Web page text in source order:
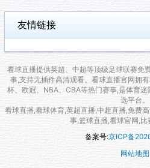
友情链接
看球直播提供英超、中超等顶级足球联赛免
事,支持无插件高清观看。看球直播官网拥
杯、欧冠、NBA、CBA等热门赛事,是体育
选平台。
看球直播,看球体育,英超直播,中超直播,免费
事,篮球直播,看球官网,比
备案号:京ICP备
网站地图